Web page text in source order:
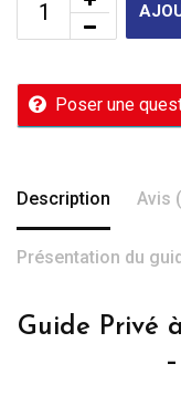
Poser une
Description Avis
Présentation du
Guide Privé